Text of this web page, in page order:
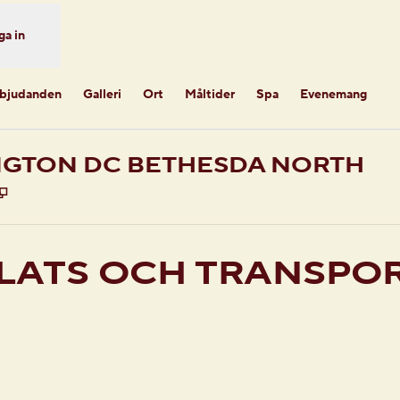
in
Galleri Ort Måltider Spa Evenemang
DC BETHESDA NORTH
,
OCH